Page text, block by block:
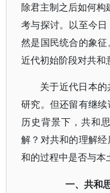
除君主制之后如何构
考与探讨。以至今
然是国民统合的象
近代初始阶段对共和
关于近代日本
研究。但还留有继
历史背景下，共和
解？对共和的理解
和的过程中是否与本
一、共和